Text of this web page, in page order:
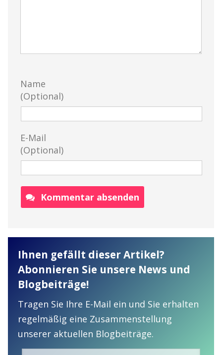
Name
(Optional)
E-Mail
(Optional)
Kommentar absenden
Ihnen gefällt dieser Artikel?
Abonnieren Sie unsere News und
Blogbeiträge!
Tragen Sie Ihre E-Mail ein und Sie erhalten
regelmäßig eine Zusammenstellung
unserer aktuellen Blogbeiträge.